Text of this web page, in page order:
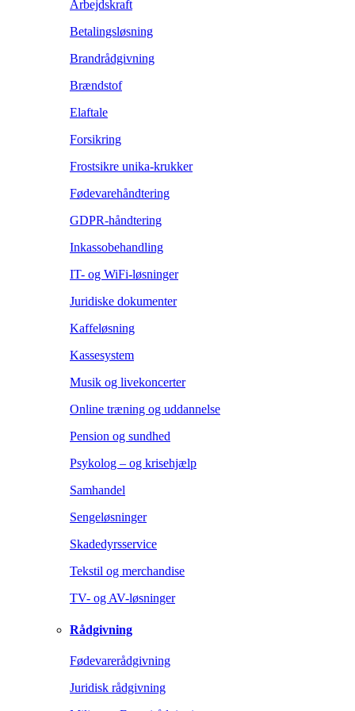
Arbejdskraft
Betalingsløsning
Brandrådgivning
Brændstof
Elaftale
Forsikring
Frostsikre unika-krukker
Fødevarehåndtering
GDPR-håndtering
Inkassobehandling
IT- og WiFi-løsninger
Juridiske dokumenter
Kaffeløsning
Kassesystem
Musik og livekoncerter
Online træning og uddannelse
Pension og sundhed
Psykolog – og krisehjælp
Samhandel
Sengeløsninger
Skadedyrsservice
Tekstil og merchandise
TV- og AV-løsninger
Rådgivning
Fødevarerådgivning
Juridisk rådgivning